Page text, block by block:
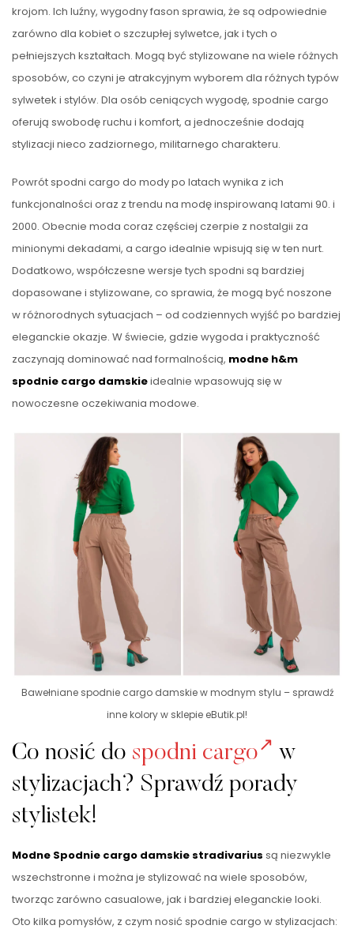
krojom. Ich luźny, wygodny fason sprawia, że są odpowiednie
zarówno dla kobiet o szczupłej sylwetce, jak i tych o
pełniejszych kształtach. Mogą być stylizowane na wiele różnych
sposobów, co czyni je atrakcyjnym wyborem dla różnych typów
sylwetek i stylów. Dla osób ceniących wygodę, spodnie cargo
oferują swobodę ruchu i komfort, a jednocześnie dodają
stylizacji nieco zadziornego, militarnego charakteru.
Powrót spodni cargo do mody po latach wynika z ich
funkcjonalności oraz z trendu na modę inspirowaną latami 90. i
2000. Obecnie moda coraz częściej czerpie z nostalgii za
minionymi dekadami, a cargo idealnie wpisują się w ten nurt.
Dodatkowo, współczesne wersje tych spodni są bardziej
dopasowane i stylizowane, co sprawia, że mogą być noszone
w różnorodnych sytuacjach – od codziennych wyjść po bardziej
eleganckie okazje. W świecie, gdzie wygoda i praktyczność
zaczynają dominować nad formalnością, modne h&m
spodnie cargo damskieidealnie wpasowują się w
nowoczesne oczekiwania modowe.
Bawełniane spodnie cargo damskie w modnym stylu – sprawdź
inne kolory w sklepie eButik.pl!
Co nosić do spodni cargo
w
stylizacjach? Sprawdź porady
stylistek!
Modne Spodnie cargo damskie stradivarius są niezwykle
wszechstronne i można je stylizować na wiele sposobów,
tworząc zarówno casualowe, jak i bardziej eleganckie looki.
Oto kilka pomysłów, z czym nosić spodnie cargo w stylizacjach: